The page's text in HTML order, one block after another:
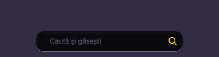
Consultări publice privind
proiectul de lege pent